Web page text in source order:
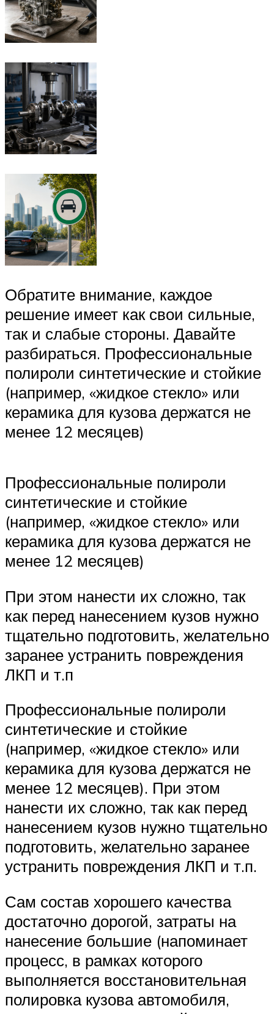
Обратите внимание, каждое
решение имеет как свои сильные,
так и слабые стороны. Давайте
разбираться. Профессиональные
полироли синтетические и стойкие
(например, «жидкое стекло» или
керамика для кузова держатся не
менее 12 месяцев)
Профессиональные полироли
синтетические и стойкие
(например, «жидкое стекло» или
керамика для кузова держатся не
менее 12 месяцев)
При этом нанести их сложно, так
как перед нанесением кузов нужно
тщательно подготовить, желательно
заранее устранить повреждения
ЛКП и т.п
Профессиональные полироли
синтетические и стойкие
(например, «жидкое стекло» или
керамика для кузова держатся не
менее 12 месяцев). При этом
нанести их сложно, так как перед
нанесением кузов нужно тщательно
подготовить, желательно заранее
устранить повреждения ЛКП и т.п.
Сам состав хорошего качества
достаточно дорогой, затраты на
нанесение большие (напоминает
процесс, в рамках которого
выполняется восстановительная
полировка кузова автомобиля,